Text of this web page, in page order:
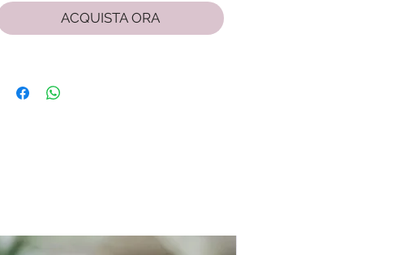
ACQUISTA ORA